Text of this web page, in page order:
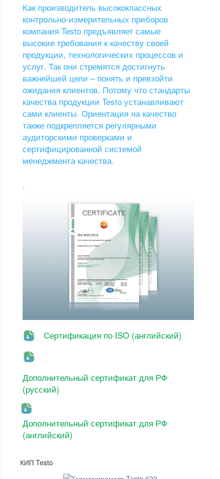
Как производитель высококлассных
контрольно-измерительных приборов
компания Testo предъявляет самые
высокие требования к качеству своей
продукции, технологических процессов и
услуг. Так они стремятся достигнуть
важнейшей цели – понять и превзойти
ожидания клиентов. Потому что стандарты
качества продукции Testo устанавливают
сами клиенты. Ориентация на качество
также подкрепляется регулярными
аудиторскими проверками и
сертифицированной системой
менеджмента качества.
.
Сертификация по ISO (английский)
Дополнительный сертификат для РФ
(русский)
Дополнительный сертификат для РФ
(английский)
КИП Testo